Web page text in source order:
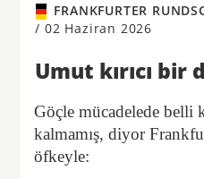
FRANKFURTER
/ 02 Haziran 2026
Umut kırıcı bir
Göçle mücadelede belli
kalmamış, diyor
öfkeyle: